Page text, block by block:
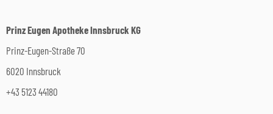
Prinz Eugen Apotheke Innsbruck KG
Prinz-Eugen-Straße 70
6020 Innsbruck
+43 5123 44180